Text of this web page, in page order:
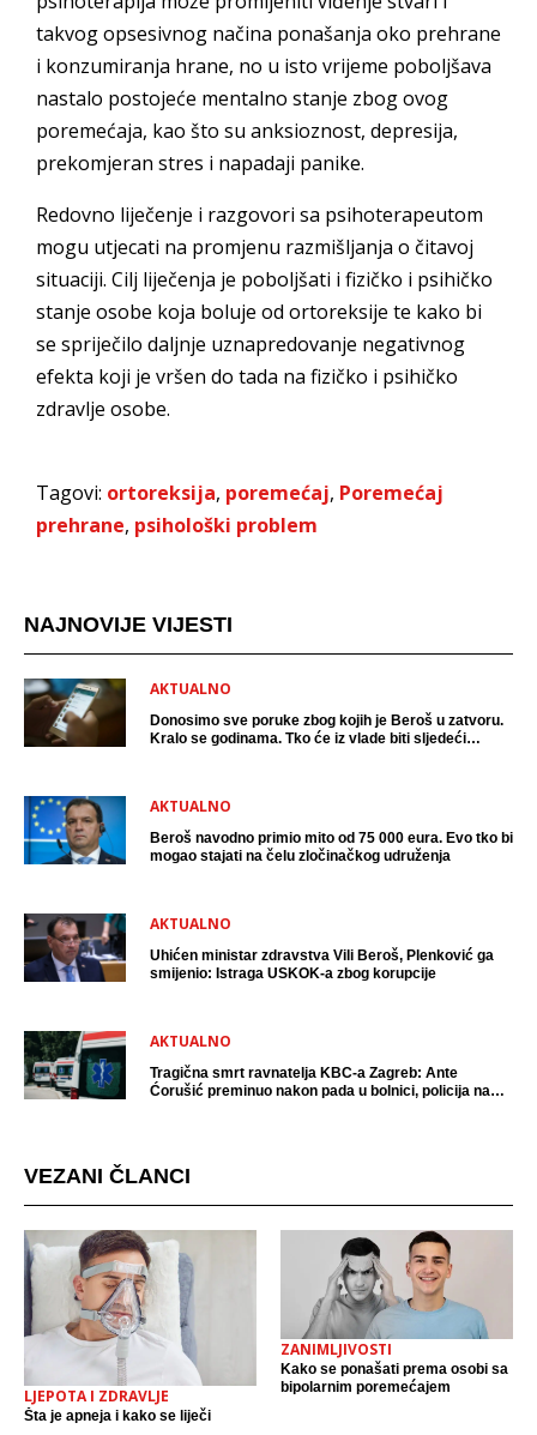
takvog opsesivnog načina ponašanja oko prehrane
i konzumiranja hrane, no u isto vrijeme poboljšava
nastalo postojeće mentalno stanje zbog ovog
poremećaja, kao što su anksioznost, depresija,
prekomjeran stres i napadaji panike.
Redovno liječenje i razgovori sa psihoterapeutom
mogu utjecati na promjenu razmišljanja o čitavoj
situaciji. Cilj liječenja je poboljšati i fizičko i psihičko
stanje osobe koja boluje od ortoreksije te kako bi
se spriječilo daljnje uznapredovanje negativnog
efekta koji je vršen do tada na fizičko i psihičko
zdravlje osobe.
Tagovi: ortoreksija, poremećaj, Poremećaj
prehrane, psihološki problem
NAJNOVIJE VIJESTI
AKTUALNO
Donosimo sve poruke zbog kojih je Beroš u zatvoru.
Kralo se godinama. Tko će iz vlade biti sljedeći
AKTUALNO
Beroš navodno primio mito od 75 000 eura. Evo tko bi
mogao stajati na čelu zločinačkog udruženja
AKTUALNO
Uhićen ministar zdravstva Vili Beroš, Plenković ga
smijenio: Istraga USKOK-a zbog korupcije
AKTUALNO
Tragična smrt ravnatelja KBC-a Zagreb: Ante
Ćorušić preminuo nakon pada u bolnici, policija na
VEZANI ČLANCI
LJEPOTA I ZDRAVLJE
Šta je apneja i kako se liječi
ZANIMLJIVOSTI
Kako se ponašati prema osobi sa
bipolarnim poremećajem